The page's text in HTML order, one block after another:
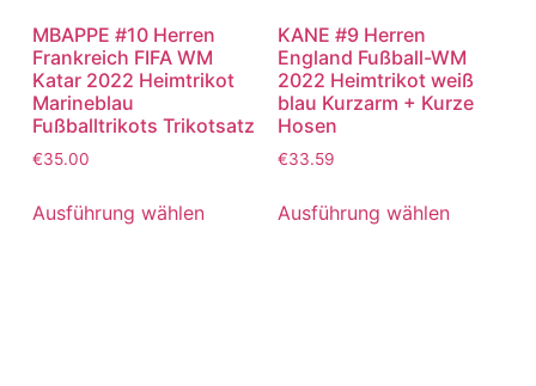
MBAPPE #10 Herren
Frankreich FIFA WM
Katar 2022 Heimtrikot
Marineblau
Fußballtrikots Trikotsatz
€35.00
Ausführung wählen
KANE #9 Herren
England Fußball-WM
2022 Heimtrikot weiß
blau Kurzarm + Kurze
Hosen
€33.59
Ausführung wählen